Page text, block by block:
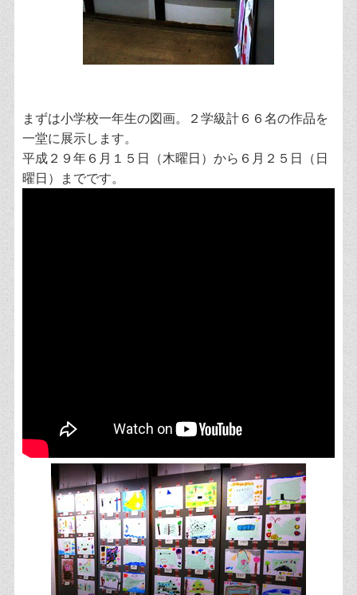
まずは小学校一年生の図画。２学級計６６名の作品を
一堂に展示します。
平成２９年６月１５日（木曜日）から６月２５日（日
曜日）までです。